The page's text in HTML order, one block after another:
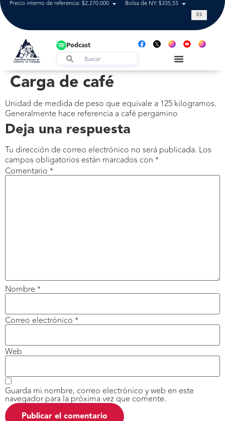
Precio interno de referencia: $2.270.000 Bolsa de NY: $335,55 Tasa de
ES
Podcast
Carga de café
Unidad de medida de peso que equivale a 125 kilogramos.
Generalmente hace referencia a café pergamino
Deja una respuesta
Tu dirección de correo electrónico no será publicada. Los
campos obligatorios están marcados con *
Comentario *
Nombre *
Correo electrónico *
Web
Guarda mi nombre, correo electrónico y web en este
navegador para la próxima vez que comente.